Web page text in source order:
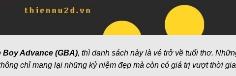
Boy Advance (GBA), thì danh sách này là vé trở về tuổi thơ.
chỉ mang lại những kỷ niệm đẹp mà còn có giá trị vượt thời